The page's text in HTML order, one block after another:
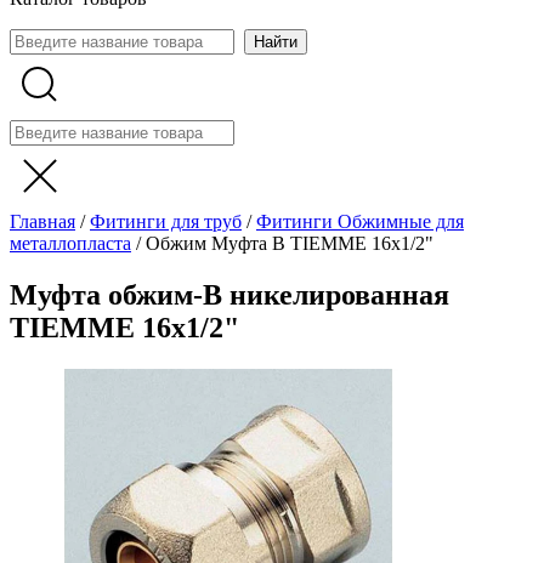
Главная /Фитинги для труб /Фитинги Обжимные для
металлопласта /Обжим Муфта В TIEMME 16х1/2"
Муфта обжим-В никелированная
TIEMME 16х1/2"